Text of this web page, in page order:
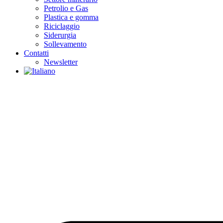
Petrolio e Gas
Plastica e gomma
Riciclaggio
Siderurgia
Sollevamento
Contatti
Newsletter